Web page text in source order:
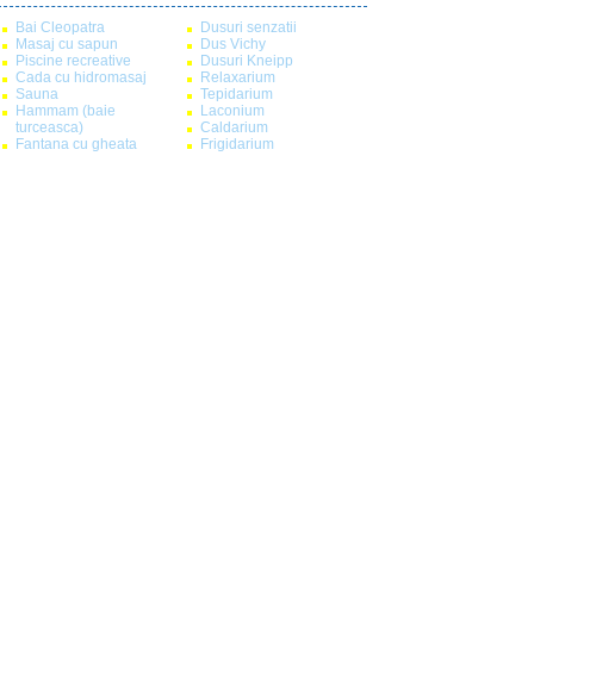
Bai Cleopatra
Masaj cu sapun
Piscine recreative
Cada cu hidromasaj
Sauna
Hammam (baie
turceasca)
Fantana cu gheata
Dusuri senzatii
Dus Vichy
Dusuri Kneipp
Relaxarium
Tepidarium
Laconium
Caldarium
Frigidarium